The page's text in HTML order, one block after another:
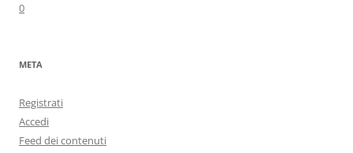
0
META
Registrati
Accedi
Feed dei contenuti